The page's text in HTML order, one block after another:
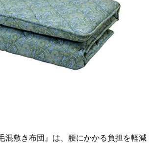
混敷き布団』は、腰にかかる負担を軽減